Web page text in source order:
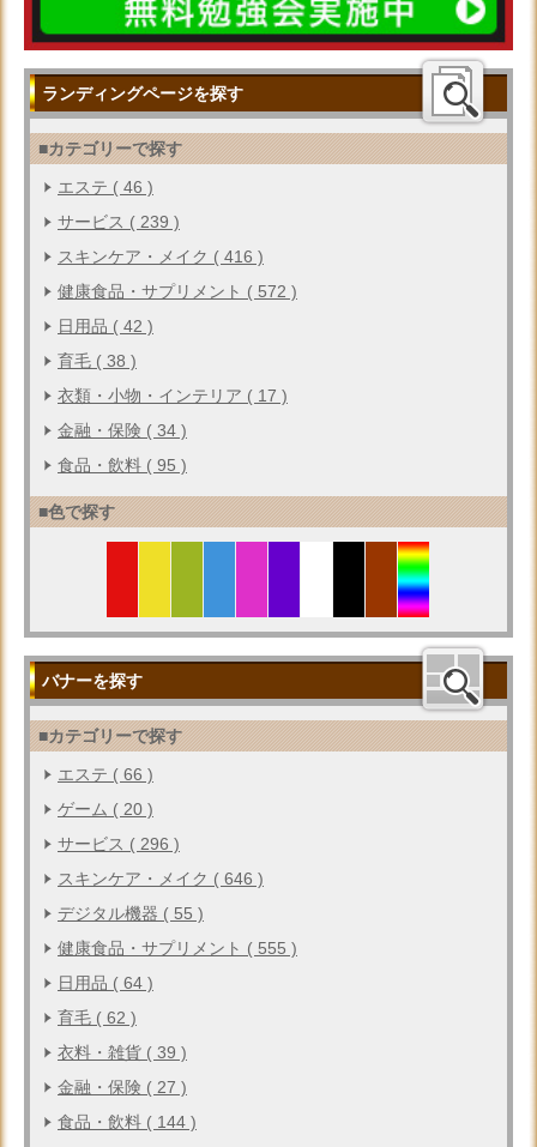
ランディングページを探す
■カテゴリーで探す
エステ ( 46 )
サービス ( 239 )
スキンケア・メイク ( 416 )
健康食品・サプリメント ( 572 )
日用品 ( 42 )
育毛 ( 38 )
衣類・小物・インテリア ( 17 )
金融・保険 ( 34 )
食品・飲料 ( 95 )
■色で探す
バナーを探す
■カテゴリーで探す
エステ ( 66 )
ゲーム ( 20 )
サービス ( 296 )
スキンケア・メイク ( 646 )
デジタル機器 ( 55 )
健康食品・サプリメント ( 555 )
日用品 ( 64 )
育毛 ( 62 )
衣料・雑貨 ( 39 )
金融・保険 ( 27 )
食品・飲料 ( 144 )